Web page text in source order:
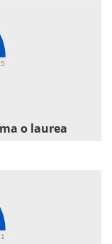
o laurea